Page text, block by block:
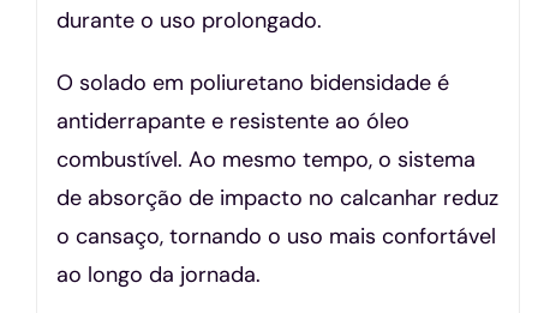
durante o uso prolongado.
O solado em poliuretano bidensidade é
antiderrapante e resistente ao óleo
combustível. Ao mesmo tempo, o sistema
de absorção de impacto no calcanhar reduz
o cansaço, tornando o uso mais confortável
ao longo da jornada.